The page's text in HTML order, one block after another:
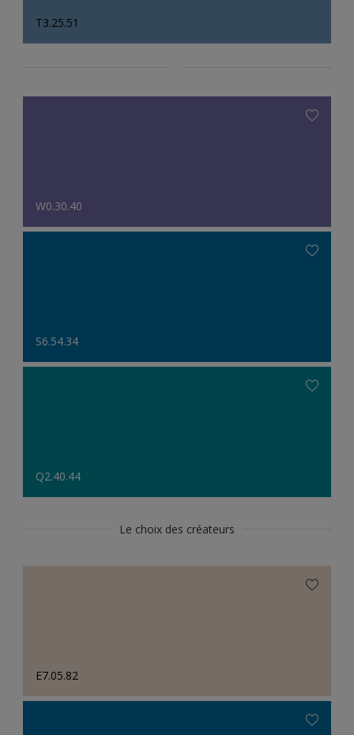
T3.25.51
W0.30.40
S6.54.34
Q2.40.44
Le choix des créateurs
E7.05.82